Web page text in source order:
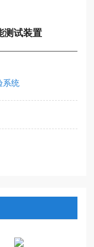
测试装置
系统